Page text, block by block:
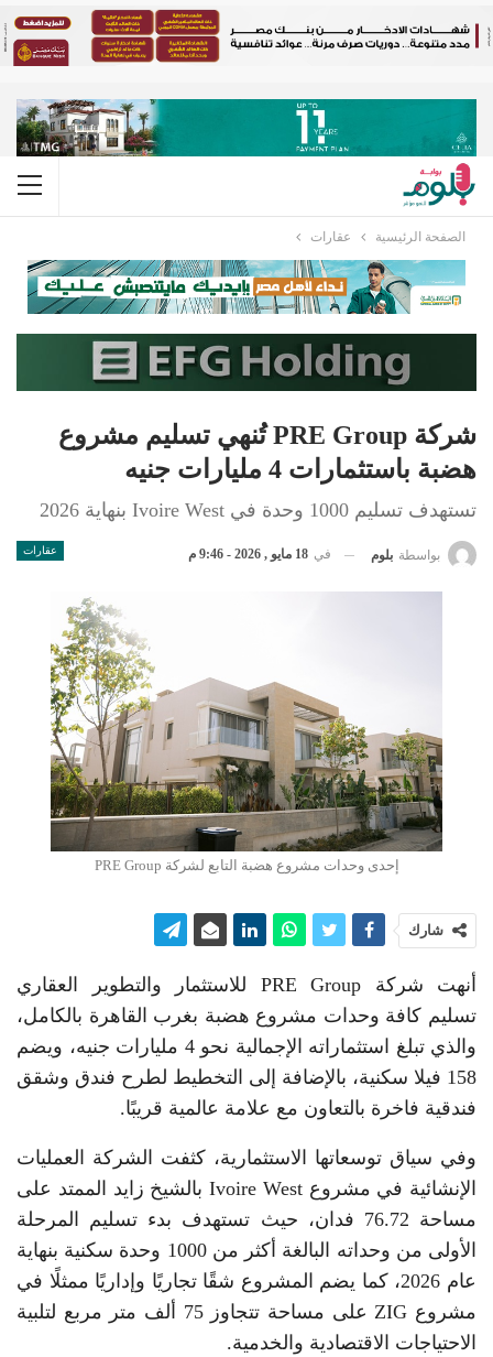
الصفحة الرئيسية عقارات
شركة PRE Group تُنهي تسليم مشروع
هضبة باستثمارات 4 مليارات جنيه
تستهدف تسليم 1000 وحدة في Ivoire West بنهاية 2026
عقارات بواسطة بلوم في 18 مايو , 2026 - 9:46 م
إحدى وحدات مشروع هضبة التابع لشركة PRE Group
شارك
أنهت شركة PRE Group للاستثمار والتطوير العقاري
تسليم كافة وحدات مشروع هضبة بغرب القاهرة بالكامل،
والذي تبلغ استثماراته الإجمالية نحو 4 مليارات جنيه، ويضم
158 فيلا سكنية، بالإضافة إلى التخطيط لطرح فندق وشقق
فندقية فاخرة بالتعاون مع علامة عالمية قريبًا.
وفي سياق توسعاتها الاستثمارية، كثفت الشركة العمليات
الإنشائية في مشروع Ivoire West بالشيخ زايد الممتد على
مساحة 76.72 فدان، حيث تستهدف بدء تسليم المرحلة
الأولى من وحداته البالغة أكثر من 1000 وحدة سكنية بنهاية
عام 2026، كما يضم المشروع شقًا تجاريًا وإداريًا ممثلًا في
مشروع ZIG على مساحة تتجاوز 75 ألف متر مربع لتلبية
الاحتياجات الاقتصادية والخدمية.